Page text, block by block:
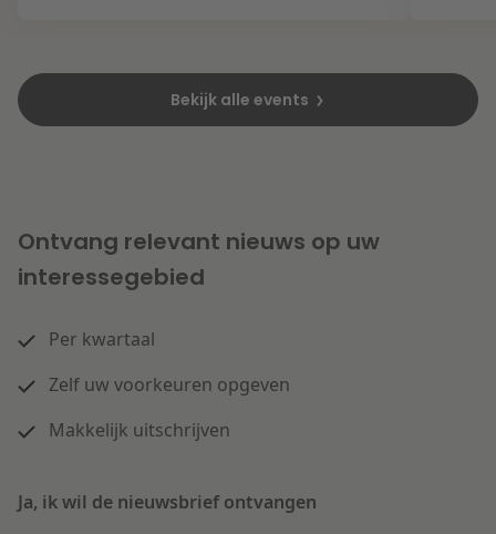
Bekijk alle events
Ontvang relevant nieuws op uw
interessegebied
Per kwartaal
Zelf uw voorkeuren opgeven
Makkelijk uitschrijven
Ja, ik wil de nieuwsbrief ontvangen